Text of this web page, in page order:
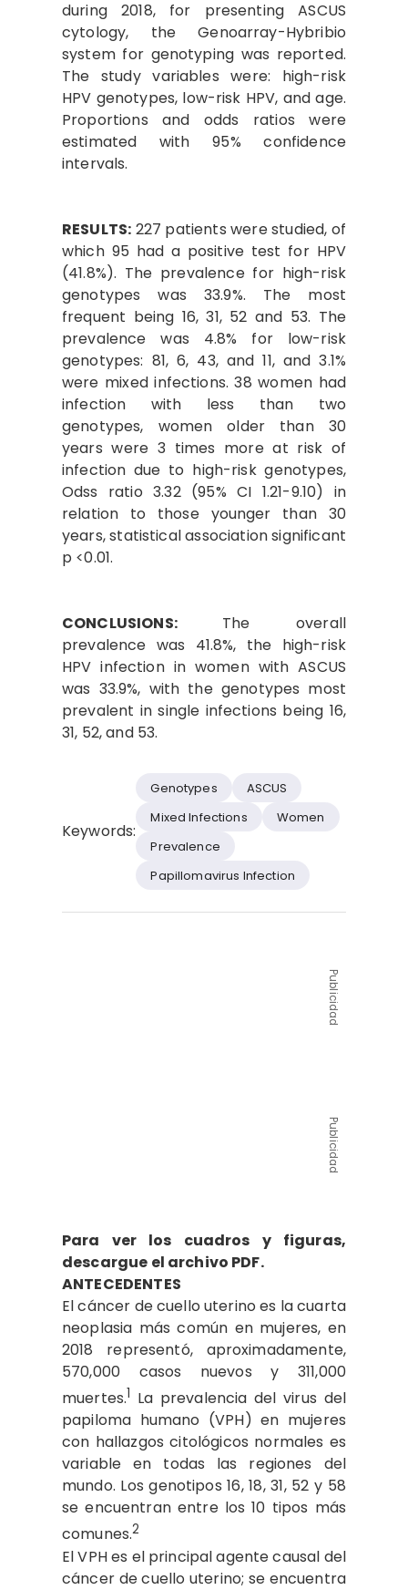
during 2018, for presenting ASCUS
cytology, the Genoarray-Hybribio
system for genotyping was reported.
The study variables were: high-risk
HPV genotypes, low-risk HPV, and age.
Proportions and odds ratios were
estimated with 95% confidence
intervals.
RESULTS: 227 patients were studied, of
which 95 had a positive test for HPV
(41.8%). The prevalence for high-risk
genotypes was 33.9%. The most
frequent being 16, 31, 52 and 53. The
prevalence was 4.8% for low-risk
genotypes: 81, 6, 43, and 11, and 3.1%
were mixed infections. 38 women had
infection with less than two
genotypes, women older than 30
years were 3 times more at risk of
infection due to high-risk genotypes,
Odss ratio 3.32 (95% CI 1.21-9.10) in
relation to those younger than 30
years, statistical association significant
p <0.01.
CONCLUSIONS: The overall
prevalence was 41.8%, the high-risk
HPV infection in women with ASCUS
was 33.9%, with the genotypes most
prevalent in single infections being 16,
31, 52, and 53.
Keywords:
Genotypes
ASCUS
Mixed Infections
Women
Prevalence
Papillomavirus Infection
Publicidad
Publicidad
Para ver los cuadros y figuras,
descargue el archivo PDF.
ANTECEDENTES
El cáncer de cuello uterino es la cuarta
neoplasia más común en mujeres, en
2018 representó, aproximadamente,
570,000 casos nuevos y 311,000
muertes.1 La prevalencia del virus del
papiloma humano (VPH) en mujeres
con hallazgos citológicos normales es
variable en todas las regiones del
mundo. Los genotipos 16, 18, 31, 52 y 58
se encuentran entre los 10 tipos más
comunes.2
El VPH es el principal agente causal del
cáncer de cuello uterino; se encuentra